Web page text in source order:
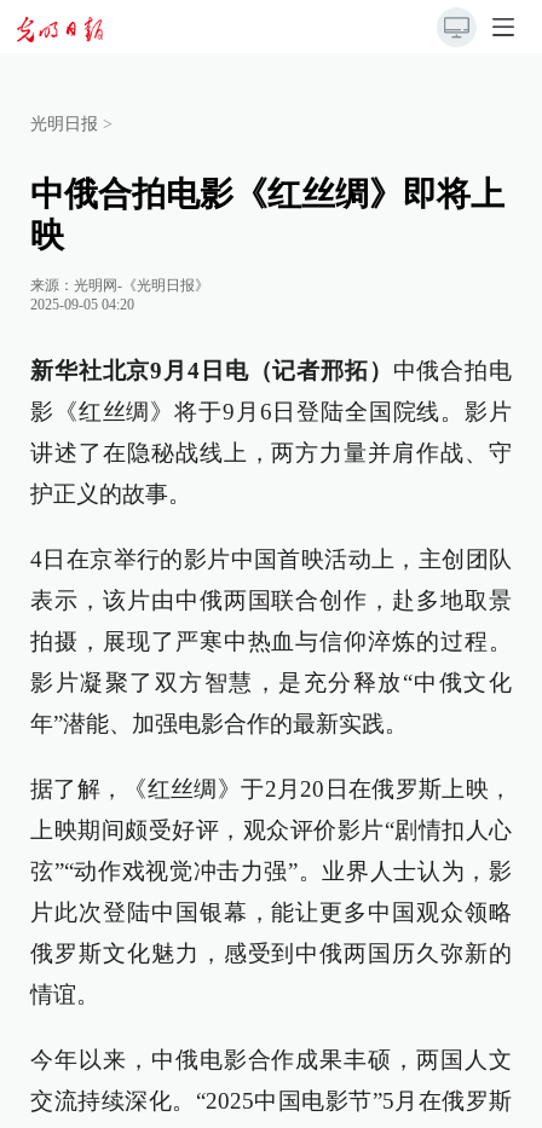
光明日报 >
中俄合拍电影《红丝绸》即将上
映
来源： 光明网-《光明日报》
2025-09-05 04:20
新华社北京9月4日电（记者邢拓） 中俄合拍电
影《红丝绸》将于9月6日登陆全国院线。影片
讲述了在隐秘战线上，两方力量并肩作战、守
护正义的故事。
4日在京举行的影片中国首映活动上，主创团队
表示，该片由中俄两国联合创作，赴多地取景
拍摄，展现了严寒中热血与信仰淬炼的过程。
影片凝聚了双方智慧，是充分释放“中俄文化
年”潜能、加强电影合作的最新实践。
据了解，《红丝绸》于2月20日在俄罗斯上映，
上映期间颇受好评，观众评价影片“剧情扣人心
弦”“动作戏视觉冲击力强”。业界人士认为，影
片此次登陆中国银幕，能让更多中国观众领略
俄罗斯文化魅力，感受到中俄两国历久弥新的
情谊。
今年以来，中俄电影合作成果丰硕，两国人文
交流持续深化。“2025中国电影节”5月在俄罗斯